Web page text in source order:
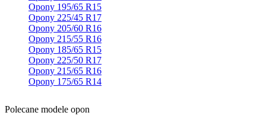
Opony 195/65 R15
Opony 225/45 R17
Opony 205/60 R16
Opony 215/55 R16
Opony 185/65 R15
Opony 225/50 R17
Opony 215/65 R16
Opony 175/65 R14
Polecane modele opon